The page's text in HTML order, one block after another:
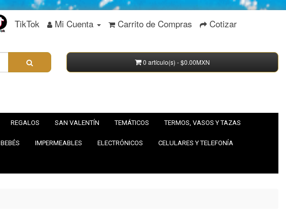
TikTok Mi Cuenta Carrito de Compras Cotizar
0 artículo(s) - $0.00MXN
REGALOS SAN VALENTÍN TEMÁTICOS TERMOS, VASOS Y TAZAS
BEBÉS IMPERMEABLES ELECTRÓNICOS CELULARES Y TELEFONÍA